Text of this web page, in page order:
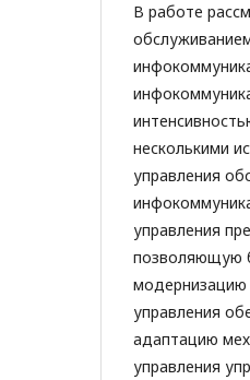
В работе
несколькими
управления
управления
позволяющую
модернизацию
управления
адаптацию
управления